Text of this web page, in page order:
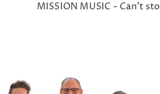
MISSION MUSIC - Can't